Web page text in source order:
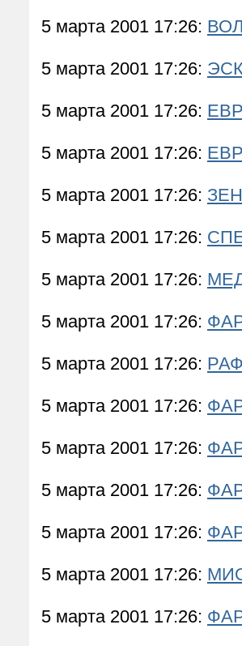
5 марта 2001 17:26:
5 марта 2001 17:26:
5 марта 2001 17:26:
5 марта 2001 17:26:
5 марта 2001 17:26:
5 марта 2001 17:26:
5 марта 2001 17:26:
5 марта 2001 17:26:
5 марта 2001 17:26:
5 марта 2001 17:26:
5 марта 2001 17:26:
5 марта 2001 17:26:
5 марта 2001 17:26:
5 марта 2001 17:26:
5 марта 2001 17:26: